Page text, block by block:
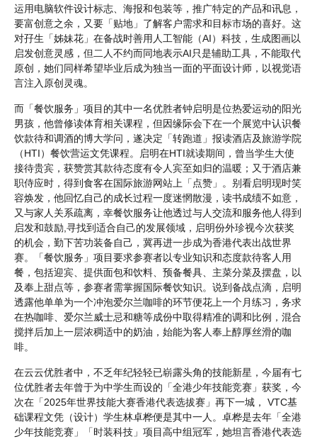
运用电脑软件设计标志、海报和包装等，推广特定的产品和讯息，
要富创意之余，又要「贴地」了解客户需求和目标市场的喜好。这
对孖生「姊妹花」在备战时善用人工智能（AI）科技，生成图画以
启发创意灵感，但二人不约而同地表示AI只是辅助工具，不能取代
原创，她们同样希望毕业后成为独当一面的平面设计师，以视觉语
言注入原创灵魂。
而「餐饮服务」项目的其中一名优胜者钟启明是位热爱运动的阳光
男孩，他曾修读体育相关课程，但因缘际会下在一个展览中认识餐
饮款待和调酒的博大学问，遂决定「转跑道」报读酒店及旅游学院
（HTI）餐饮营运文凭课程。启明在HTI就读期间，曾当学生大使
接待贵宾，获赞赏其款待态度有令人宾至如归的温暖；又于酒店兼
职侍应时，得到食客在国际旅游网站上「点赞」。别看启明现时笑
容焕发，他回忆自己的成长过程一度迷惘散漫，读书成绩不如意，
又与家人关系疏离，幸餐饮服务让他透过与人交流和服务他人得到
启发和鼓励,寻找到适合自己的发展领域，启明份外珍视今次获奖
的机会，勤下苦功装备自己，冀再进一步成为香港代表出战世界
赛。「餐饮服务」项目要求参赛者以专业知识和态度款待客人用
餐，包括迎宾、提供面包和饮料、预备餐具、主菜分菜及摆盘，以
及奉上甜点等，参赛者需掌握国际餐饮知识。说到备战点滴，启明
透露他单单为一个冲泡爱尔兰咖啡的环节便花上一个月练习，务求
在热咖啡、爱尔兰威士忌和糖等成份中取得精准的调和比例，混合
搅拌后加上一层浓稠适中的奶油，始能为客人奉上醇厚丝滑的咖
啡。
在云云优胜者中，不乏年纪轻轻已崭露头角的技能新星，今届有七
位优胜者去年曾于为中学生而设的「全港少年技能竞赛」获奖，今
次在「2025年世界技能大赛香港代表选拔赛」再下一城， VTC基
础课程文凭（设计）学生林卓桦便是其中一人。卓桦是去年「全港
少年技能竞赛」「时装科技」项目高中组冠军，她坦言香港代表选